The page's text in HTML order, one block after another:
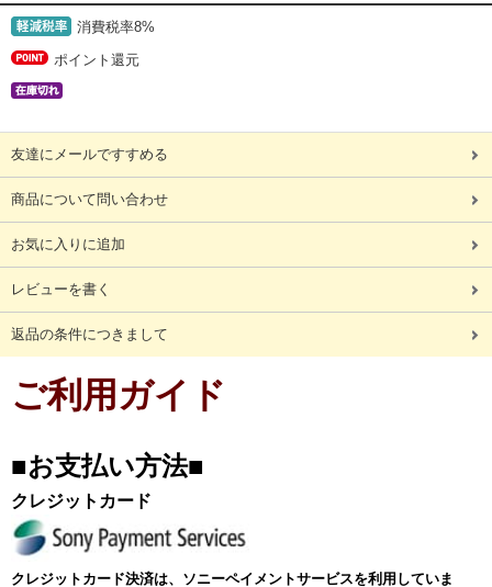
消費税率8%
ポイント還元
友達にメールですすめる
商品について問い合わせ
お気に入りに追加
レビューを書く
返品の条件につきまして
ご利用ガイド
■お支払い方法■
クレジットカード
クレジットカード決済は、ソニーペイメントサービスを利用していま